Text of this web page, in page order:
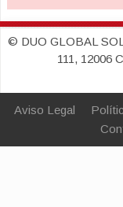
© DUO GLOBAL
111, 12006
Aviso Legal